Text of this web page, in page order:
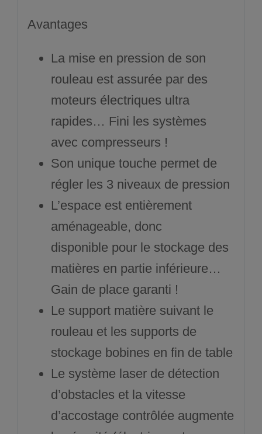
Avantages
La mise en pression de son
rouleau est assurée par des
moteurs électriques ultra
rapides… Fini les systèmes
avec compresseurs !
Son unique touche permet de
régler les 3 niveaux de pression
L’espace est entièrement
aménageable, donc
disponible pour le stockage des
matières en partie inférieure…
Gain de place garanti !
Le support matière suivant le
rouleau et les supports de
stockage bobines en fin de table
Le système laser de détection
d’obstacles et la vitesse
d’accostage contrôlée augmente